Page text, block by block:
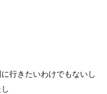
行きたいわけでもないし